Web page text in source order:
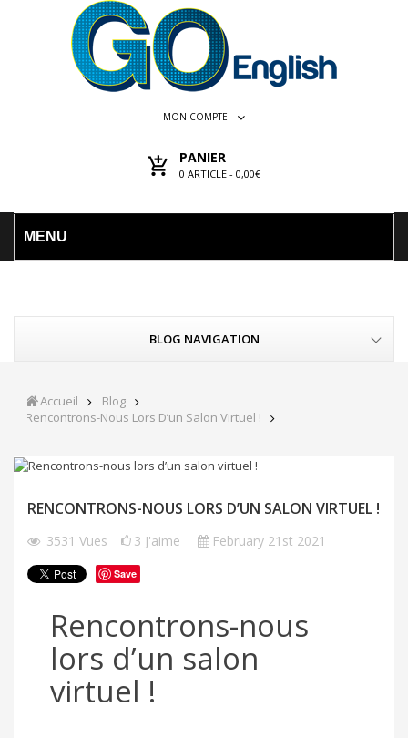
MON COMPTE
PANIER
0 ARTICLE - 0,00€
MENU
BLOG NAVIGATION
Accueil
Blog
Rencontrons-Nous Lors D’un Salon Virtuel !
RENCONTRONS-NOUS LORS D’UN SALON VIRTUEL !
3531 Vues 3 J'aime February 21st 2021
Save
Rencontrons-nous
lors d’un salon
virtuel !